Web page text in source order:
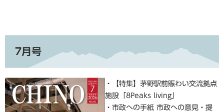
7月号
・【特集】茅野駅前賑わい交流拠点
施設「8Peaks living」
・市政への手紙 市政への意見・提